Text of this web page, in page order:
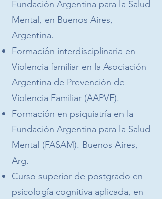
Fundación Argentina para la Salud
Mental, en Buenos Aires,
Argentina.
Formación interdisciplinaria en
Violencia familiar en la Asociación
Argentina de Prevención de
Violencia Familiar (AAPVF).
Formación en psiquiatría en la
Fundación Argentina para la Salud
Mental (FASAM). Buenos Aires,
Arg.
Curso superior de postgrado en
psicología cognitiva aplicada, en